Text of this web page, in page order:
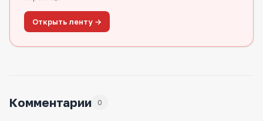
Открыть ленту →
Комментарии 0